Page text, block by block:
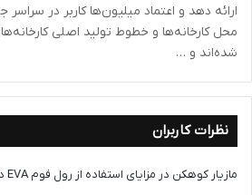
ارائه دهد و اعتماد میلیون‌ها کاربر در سراسر
محل کارخانه‌ها و خطوط تولید اصلی
شده‌اند و …
نظرات کاربران
مازیار کوهکن در مزایای استفاده از رول فوم EVA در پروژه‌های بزرگ صنعتی